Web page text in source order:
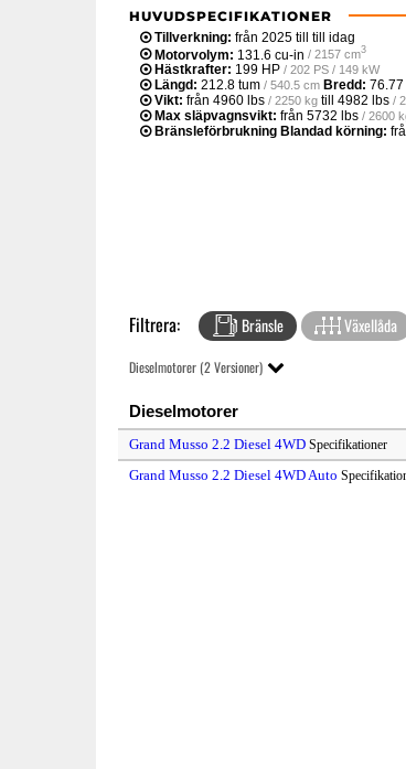
HUVUDSPECIFIKATIONER
Tillverkning: från 2025 till till idag
Motorvolym: 131.6 cu-in / 2157 cm3
Hästkrafter: 199 HP / 202 PS / 149 kW
Längd: 212.8 tum / 540.5 cm Bredd: 76.77
Vikt: från 4960 lbs / 2250 kg till 4982 lbs /
Max släpvagnsvikt: från 5732 lbs / 2600
Bränsleförbrukning Blandad körning:
Filtrera: Bränsle Växellåda
Dieselmotorer (2 Versioner)
Dieselmotorer
Grand Musso 2.2 Diesel 4WD Specifikationer
Grand Musso 2.2 Diesel 4WD Auto